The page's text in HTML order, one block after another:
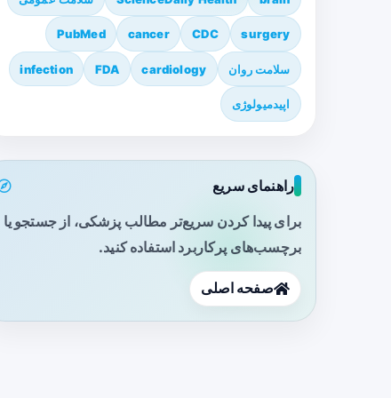
surgery
CDC
cancer
PubMed
سلامت روان cardiology
FDA
infection
اپیدمیولوژی
راهنمای سریع
برای پیدا کردن سریع‌تر مطالب پزشکی، از جستجو یا
برچسب‌های پرکاربرد استفاده کنید.
صفحه اصلی